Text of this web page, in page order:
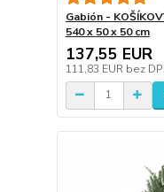
Gabión -
540 x 50 x 50 cm
137,55 EUR
111,83 EUR bez